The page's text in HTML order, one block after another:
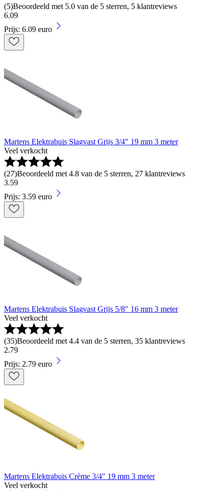
(5)Beoordeeld met 5.0 van de 5 sterren, 5 klantreviews
6.09
Prijs: 6.09 euro
Martens Elektrabuis Slagvast Grijs 3/4" 19 mm 3 meter
Veel verkocht
(27)Beoordeeld met 4.8 van de 5 sterren, 27 klantreviews
3.59
Prijs: 3.59 euro
Martens Elektrabuis Slagvast Grijs 5/8" 16 mm 3 meter
Veel verkocht
(35)Beoordeeld met 4.4 van de 5 sterren, 35 klantreviews
2.79
Prijs: 2.79 euro
Martens Elektrabuis Crème 3/4" 19 mm 3 meter
Veel verkocht